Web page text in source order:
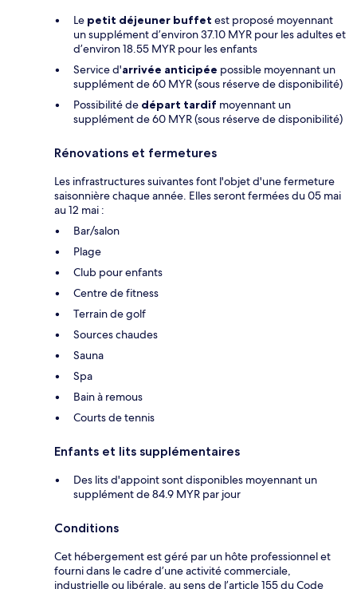
Le petit déjeuner buffet est proposé moyennant
un supplément d’environ 37.10 MYR pour les adultes et
d’environ 18.55 MYR pour les enfants
Service d'arrivée anticipée possible moyennant un
supplément de 60 MYR (sous réserve de disponibilité)
Possibilité de départ tardif moyennant un
supplément de 60 MYR (sous réserve de disponibilité)
Rénovations et fermetures
Les infrastructures suivantes font l'objet d'une fermeture
saisonnière chaque année. Elles seront fermées du 05 mai
au 12 mai :
Bar/salon
Plage
Club pour enfants
Centre de fitness
Terrain de golf
Sources chaudes
Sauna
Spa
Bain à remous
Courts de tennis
Enfants et lits supplémentaires
Des lits d'appoint sont disponibles moyennant un
supplément de 84.9 MYR par jour
Conditions
Cet hébergement est géré par un hôte professionnel et
fourni dans le cadre d’une activité commerciale,
industrielle ou libérale, au sens de l’article 155 du Code